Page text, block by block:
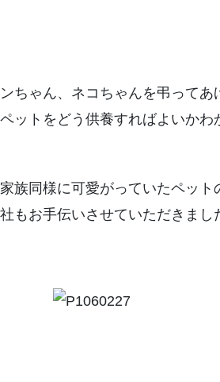
ちゃん、ネコちゃんを弔って
ットをどう供養すればよいかわ
族同様に可愛がっていたペット
社もお手伝いさせていただきまし